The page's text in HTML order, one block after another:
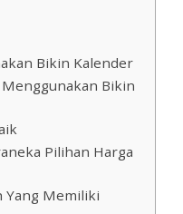
Bikin Kalender
Bikin
Pilihan Harga
Yang Memiliki